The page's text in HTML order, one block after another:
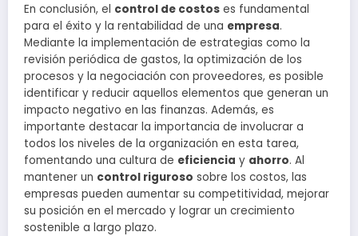
En conclusión, el control de costos es fundamental
para el éxito y la rentabilidad de una empresa.
Mediante la implementación de estrategias como la
revisión periódica de gastos, la optimización de los
procesos y la negociación con proveedores, es posible
identificar y reducir aquellos elementos que generan un
impacto negativo en las finanzas. Además, es
importante destacar la importancia de involucrar a
todos los niveles de la organización en esta tarea,
fomentando una cultura de eficiencia y ahorro. Al
mantener un control riguroso sobre los costos, las
empresas pueden aumentar su competitividad, mejorar
su posición en el mercado y lograr un crecimiento
sostenible a largo plazo.